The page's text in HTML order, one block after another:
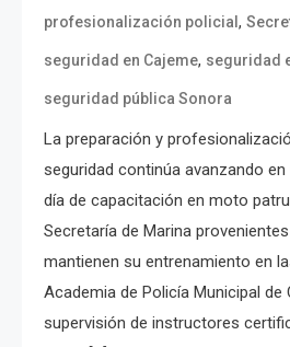
profesionalización policial ,
seguridad en Cajeme, seguridad
seguridad pública Sonora
La preparación y
seguridad continúa avanzando en
día de capacitación en moto
Secretaría de Marina
mantienen su entrenamiento en
Academia de Policía Municipal de
supervisión de instructores